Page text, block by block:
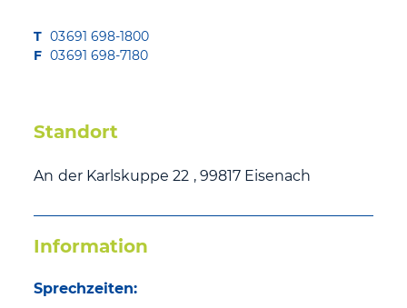
T 03691 698-1800
F 03691 698-7180
Standort
An der Karlskuppe 22 , 99817 Eisenach
Information
Sprechzeiten: